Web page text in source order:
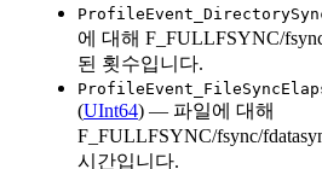
에 대해 F_FULLFSYNC/
된 횟수입니다.
(UInt64) — 파일에 대해
F_FULLFSYNC/fsync/
시간입니다.